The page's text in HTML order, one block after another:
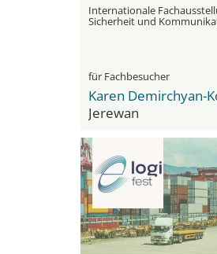
Internationale
Sicherheit und
für Fachbesucher
Jerewan